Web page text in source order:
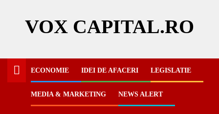
VOX CAPITAL.RO
ECONOMIE IDEI DE AFACERI LEGISLATIE
MEDIA & MARKETING NEWS ALERT